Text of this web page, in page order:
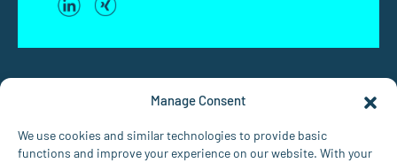
Manage Consent
We use cookies and similar technologies to provide basic
functions and improve your experience on our website. With your